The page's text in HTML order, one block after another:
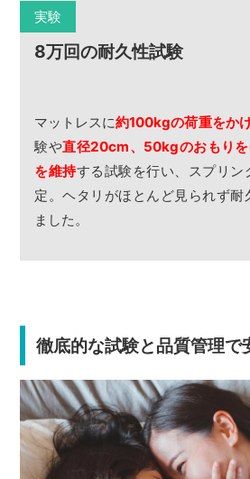
実験
8万回の耐久性試験
マットレスに約100kgの荷重をか
験や直径20cm、50kgのおもり
を維持する試験を行い、スプリン
定。ヘタリがほとんど見られず耐
ました。
徹底的な試験と品質管理で